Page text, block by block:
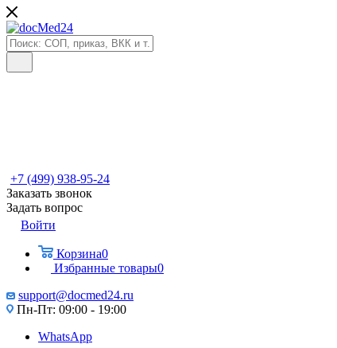
+7 (499) 938-95-24
Заказать звонок
Задать вопрос
Войти
Корзина0
Избранные товары0
support@docmed24.ru
Пн-Пт: 09:00 - 19:00
WhatsApp